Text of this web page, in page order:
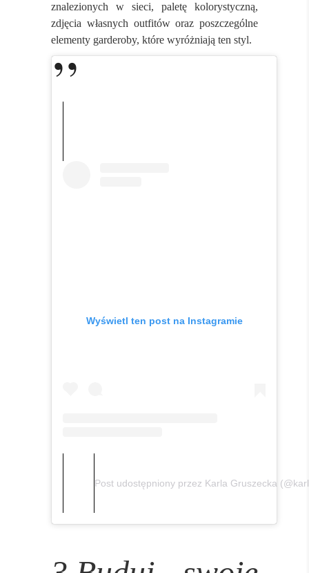
znalezionych w sieci, paletę kolorystyczną,
zdjęcia własnych outfitów oraz poszczególne
elementy garderoby, które wyróżniają ten styl.
Wyświetl ten post na Instagramie
Post udostępniony przez Karla Gruszecka